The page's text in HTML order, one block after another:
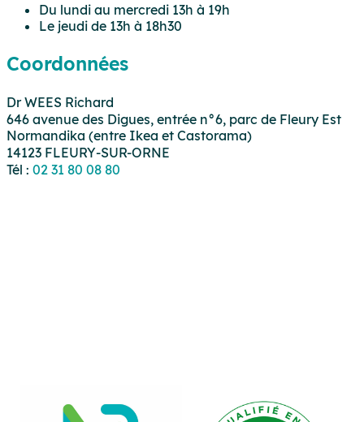
Du lundi au mercredi 13h à 19h
Le jeudi de 13h à 18h30
Coordonnées
Dr WEES Richard
646 avenue des Digues, entrée n°6, parc de Fleury Est
Normandika (entre Ikea et Castorama)
14123 FLEURY-SUR-ORNE
Tél : 02 31 80 08 80